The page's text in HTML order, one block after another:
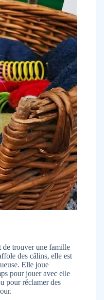
de trouver une famille
des câlins, elle est
Elle joue
pour jouer avec elle
pour réclamer des